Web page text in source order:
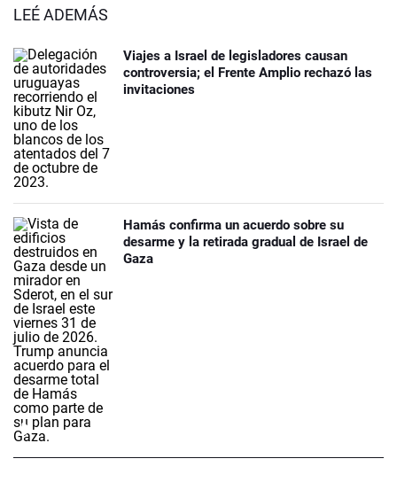
LEÉ ADEMÁS
Viajes a Israel de legisladores causan
controversia; el Frente Amplio rechazó las
invitaciones
Hamás confirma un acuerdo sobre su
desarme y la retirada gradual de Israel de
Gaza